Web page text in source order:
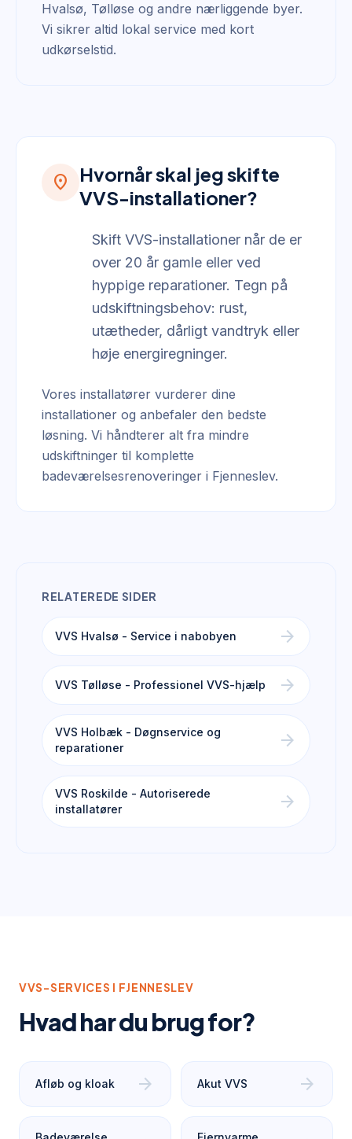
Hvalsø, Tølløse og andre nærliggende byer.
Vi sikrer altid lokal service med kort
udkørselstid.
location_on
Hvornår skal jeg skifte
VVS-installationer?
Skift VVS-installationer når de er
over 20 år gamle eller ved
hyppige reparationer. Tegn på
udskiftningsbehov: rust,
utætheder, dårligt vandtryk eller
høje energiregninger.
Vores installatører vurderer dine
installationer og anbefaler den bedste
løsning. Vi håndterer alt fra mindre
udskiftninger til komplette
badeværelsesrenoveringer i Fjenneslev.
RELATEREDE SIDER
VVS Hvalsø - Service i nabobyen arrow_forward
VVS Tølløse - Professionel VVS-hjælp arrow_forward
VVS Holbæk - Døgnservice og
reparationer
arrow_forward
VVS Roskilde - Autoriserede
installatører
arrow_forward
VVS-SERVICES I FJENNESLEV
Hvad har du brug for?
Afløb og kloak arrow_forward Akut VVS arrow_forward